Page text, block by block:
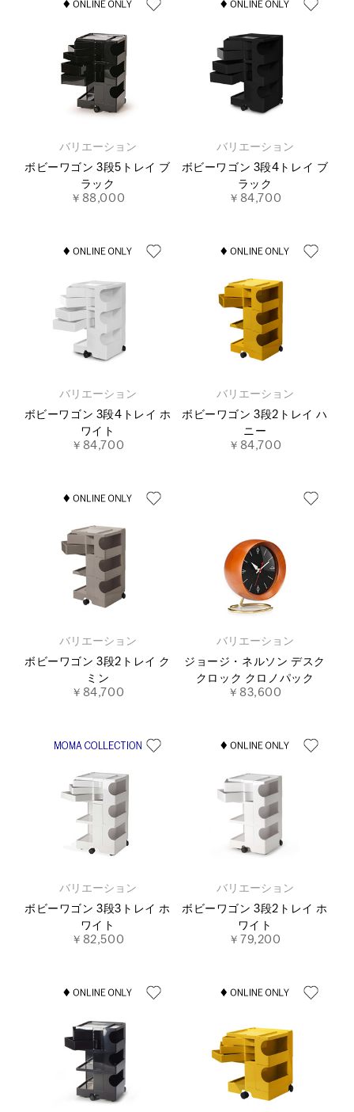
バリエーション
ボビーワゴン 3段5トレイ ブ
ラック
￥88,000
バリエーション
ボビーワゴン 3段4トレイ ブ
ラック
￥84,700
バリエーション
ボビーワゴン 3段4トレイ ホ
ワイト
￥84,700
バリエーション
ボビーワゴン 3段2トレイ ハ
ニー
￥84,700
バリエーション
ボビーワゴン 3段2トレイ ク
ミン
￥84,700
バリエーション
ジョージ・ネルソン デスク
クロック クロノパック
￥83,600
バリエーション
ボビーワゴン 3段3トレイ ホ
ワイト
￥82,500
バリエーション
ボビーワゴン 3段2トレイ ホ
ワイト
￥79,200